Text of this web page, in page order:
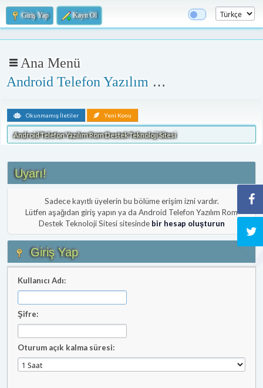
Giriş Yap Kayıt Ol
Ana Menü
Android Telefon Yazılım Rom Destek Teknoloji Sitesi
Okunmamış İletiler Yeni Konu
Android Telefon Yazılım Rom Destek Teknoloji Sitesi
Uyarı!
Sadece kayıtlı üyelerin bu bölüme erişim izni vardır.
Lütfen aşağıdan giriş yapın ya da Android Telefon Yazılım Rom
Destek Teknoloji Sitesi sitesinde bir hesap oluşturun
Giriş Yap
Kullanıcı Adı:
Şifre:
Oturum açık kalma süresi: